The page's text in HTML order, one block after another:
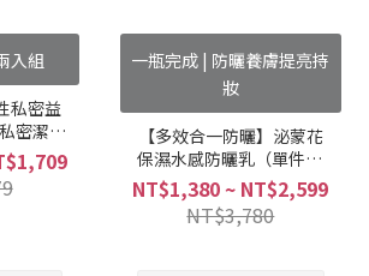
入組
私密益
密潔淨
)
一瓶完成 | 防曬養膚提亮持
妝
【多效合一防曬】泌蒙花
保濕水感防曬乳（單件73
折、任選兩件69折）
NT$1,380 ~ NT$2,599
NT$3,780